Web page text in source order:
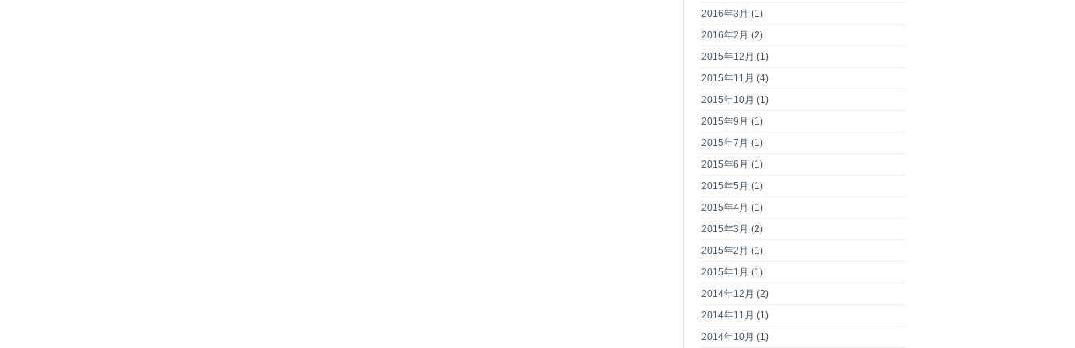
2016年3月 (1)
2016年2月 (2)
2015年12月 (1)
2015年11月 (4)
2015年10月 (1)
2015年9月 (1)
2015年7月 (1)
2015年6月 (1)
2015年5月 (1)
2015年4月 (1)
2015年3月 (2)
2015年2月 (1)
2015年1月 (1)
2014年12月 (2)
2014年11月 (1)
2014年10月 (1)